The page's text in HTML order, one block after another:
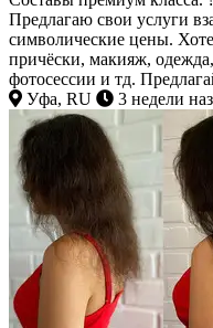
Предлагаю свои услуги
символические цены.
причёски, макияж,
фотосессии и тд.
Уфа, RU
3 недели